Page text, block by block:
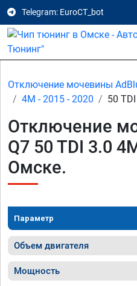
Telegram: EuroCT_bot
Отключение мочевины
4M - 2015 - 2020
50
Отключение
Q7 50 TDI 3.0
Омске.
Параметр
Объем двигателя
Мощность